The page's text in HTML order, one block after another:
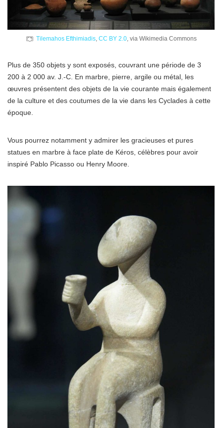
Tilemahos Efthimiadis, CC BY 2.0, via Wikimedia Commons
Plus de 350 objets y sont exposés, couvrant une période de 3
200 à 2 000 av. J.-C. En marbre, pierre, argile ou métal, les
œuvres présentent des objets de la vie courante mais également
de la culture et des coutumes de la vie dans les Cyclades à cette
époque.
Vous pourrez notamment y admirer les gracieuses et pures
statues en marbre à face plate de Kéros, célèbres pour avoir
inspiré Pablo Picasso ou Henry Moore.